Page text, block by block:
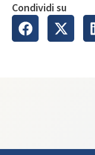
Condividi su